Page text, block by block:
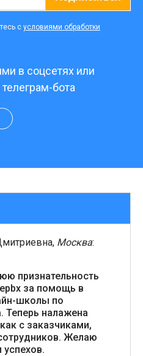
с условиями обработки
в соцсетях или
бота
Москва:
признательность
за помощь в
школы по
налажена
с заказчиками,
Желаю
успехов.